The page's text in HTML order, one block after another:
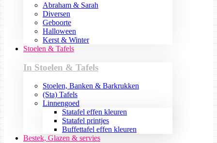
Abraham & Sarah
Diversen
Geboorte
Halloween
Kerst & Winter
Stoelen & Tafels
In Stoelen & Tafels
Stoelen, Banken & Barkrukken
(Sta) Tafels
Linnengoed
Statafel effen kleuren
Statafel printjes
Buffettafel effen kleuren
Bestek, Glazen & servies